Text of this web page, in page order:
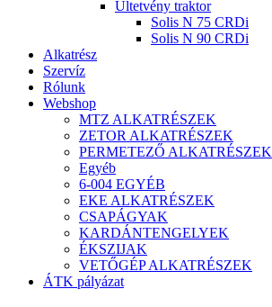
Ültetvény traktor
Solis N 75 CRDi
Solis N 90 CRDi
Alkatrész
Szervíz
Rólunk
Webshop
MTZ ALKATRÉSZEK
ZETOR ALKATRÉSZEK
PERMETEZŐ ALKATRÉSZEK
Egyéb
6-004 EGYÉB
EKE ALKATRÉSZEK
CSAPÁGYAK
KARDÁNTENGELYEK
ÉKSZIJAK
VETŐGÉP ALKATRÉSZEK
ÁTK pályázat